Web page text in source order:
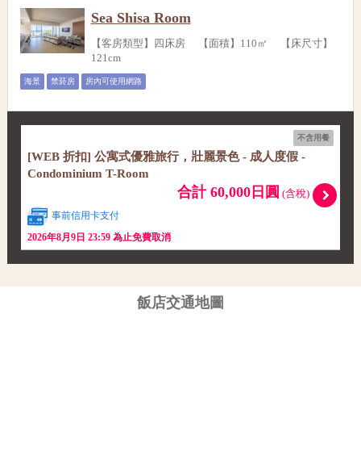
Sea Shisa Room
【客房類型】四床房 【面積】110㎡ 【床尺寸】
121cm
海景 禁菸房 房內可使用網路
不含用餐
[WEB 折扣] 公寓式優雅旅行，壯麗景色 - 成人度假 -
Condominium T-Room
合計 60,000日圓 (含稅)
事前信用卡支付
2026年8月9日 23:59 為止免費取消
飯店交通地圖